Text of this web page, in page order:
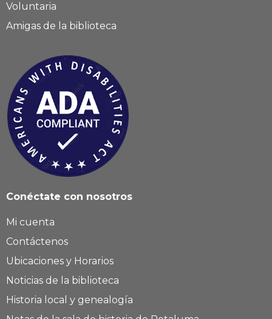
Voluntaria
Amigas de la biblioteca
Conéctate con nosotros
Mi cuenta
Contáctenos
Ubicaciones y Horarios
Noticias de la biblioteca
Historia local y genealogía